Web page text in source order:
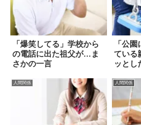
「爆笑してる」学校から
の電話に出た祖父が…ま
さかの一言
「公
ている
ッとし
人間関係 人間関係